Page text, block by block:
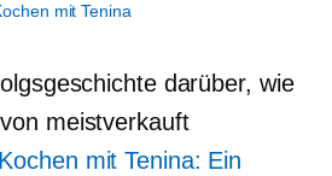
mit Tenina
darüber, wie
meistverkauft
Kochen mit Tenina: Ein